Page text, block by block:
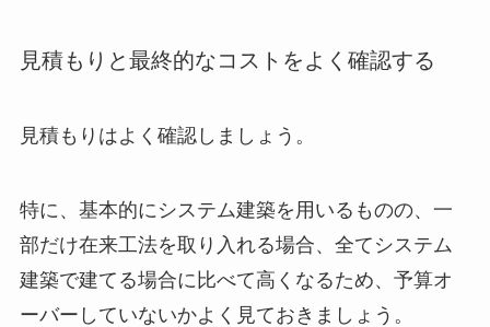
見積もりと最終的なコストをよく確認する
見積もりはよく確認しましょう。
特に、基本的にシステム建築を用いるものの、一
部だけ在来工法を取り入れる場合、全てシステム
建築で建てる場合に比べて高くなるため、予算オ
ーバーしていないかよく見ておきましょう。